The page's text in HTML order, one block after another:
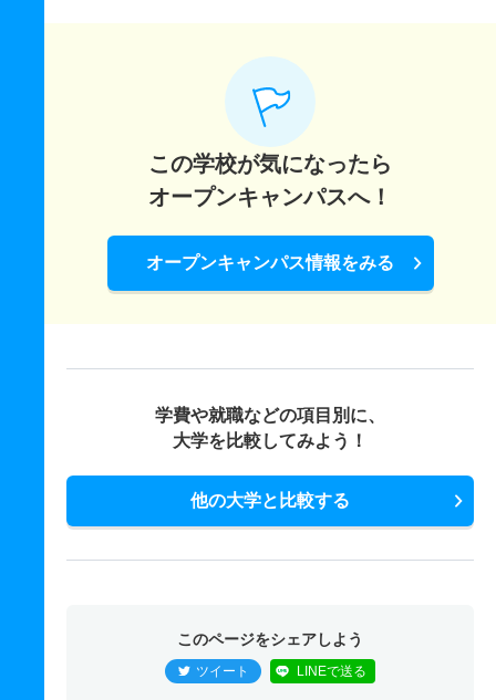
この学校が気になったら
オープンキャンパスへ！
オープンキャンパス情報をみる
学費や就職などの項目別に、
大学を比較してみよう！
他の大学と比較する
このページをシェアしよう
ツイート LINEで送る